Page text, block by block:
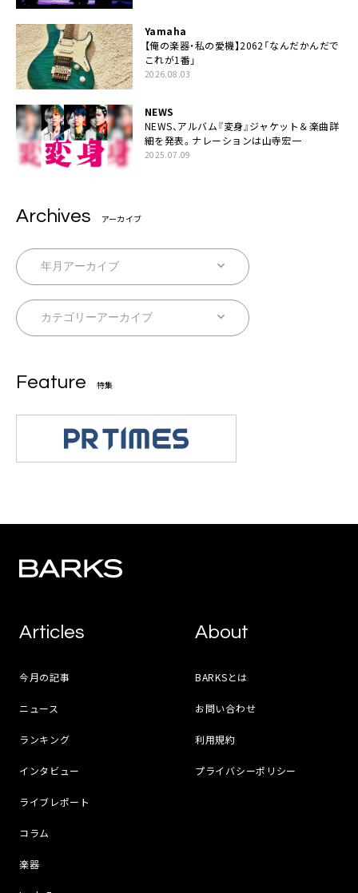
Yamaha
【俺の楽器・私の愛機】2062「なんだかんだで
これが1番」
2026.08.03
NEWS
NEWS、アルバム『変身』ジャケット＆楽曲詳
細を発表。ナレーションは⼭寺宏⼀
2025.07.09
Archives アーカイブ
Feature 特集
Articles
今月の記事
ニュース
ランキング
インタビュー
ライブレポート
コラム
楽器
About
BARKSとは
お問い合わせ
利用規約
プライバシーポリシー